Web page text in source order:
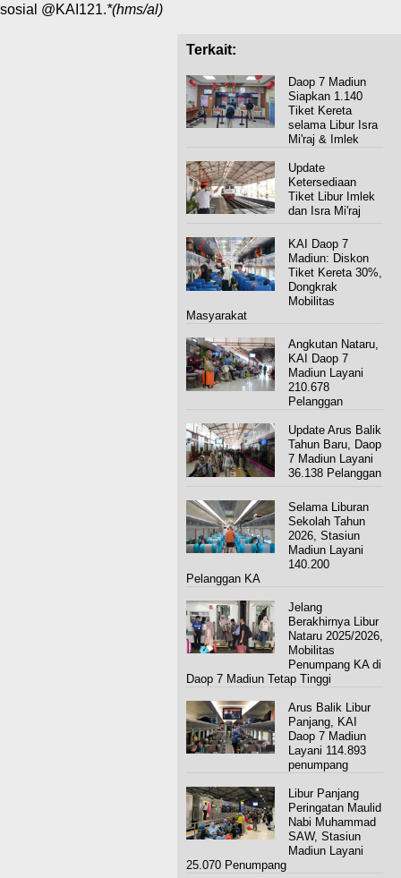
sosial @KAI121.*(hms/al)
Terkait:
Daop 7 Madiun
Siapkan 1.140
Tiket Kereta
selama Libur Isra
Mi'raj & Imlek
Update
Ketersediaan
Tiket Libur Imlek
dan Isra Mi'raj
KAI Daop 7
Madiun: Diskon
Tiket Kereta 30%,
Dongkrak
Mobilitas
Masyarakat
Angkutan Nataru,
KAI Daop 7
Madiun Layani
210.678
Pelanggan
Update Arus Balik
Tahun Baru, Daop
7 Madiun Layani
36.138 Pelanggan
Selama Liburan
Sekolah Tahun
2026, Stasiun
Madiun Layani
140.200
Pelanggan KA
Jelang
Berakhirnya Libur
Nataru 2025/2026,
Mobilitas
Penumpang KA di
Daop 7 Madiun Tetap Tinggi
Arus Balik Libur
Panjang, KAI
Daop 7 Madiun
Layani 114.893
penumpang
Libur Panjang
Peringatan Maulid
Nabi Muhammad
SAW, Stasiun
Madiun Layani
25.070 Penumpang